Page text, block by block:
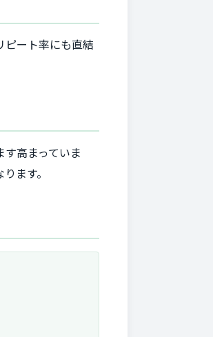
ピート率にも直結
高まっていま
ます。